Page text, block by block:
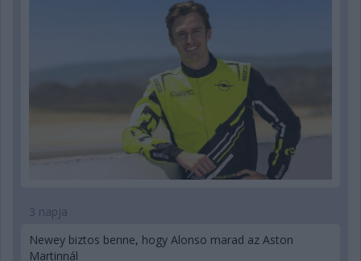
3 napja
Newey biztos benne, hogy Alonso marad az Aston
Martinnál